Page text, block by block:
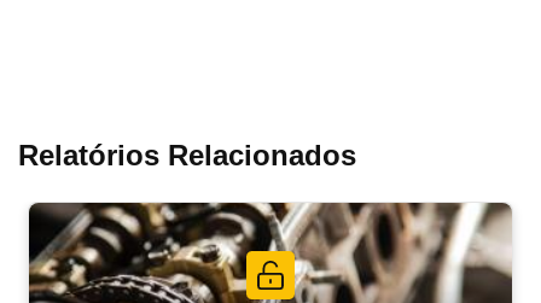
Relatórios Relacionados